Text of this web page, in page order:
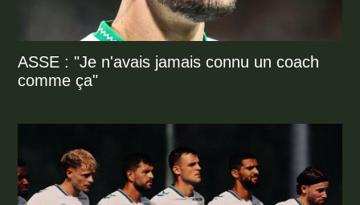
ASSE : "Je n'avais jamais connu un coach
comme ça"